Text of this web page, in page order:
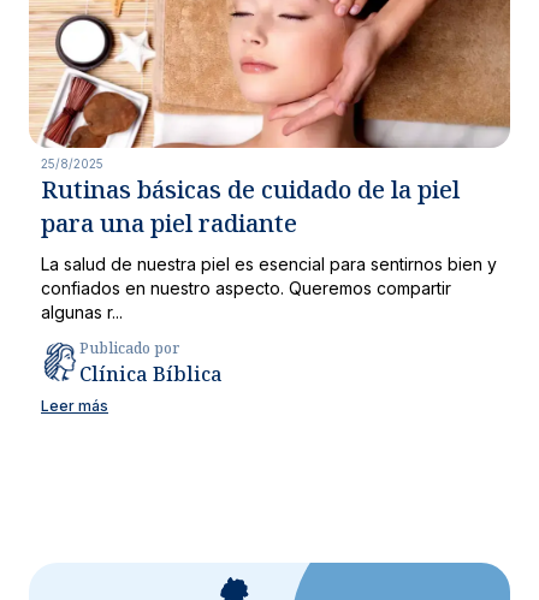
25/8/2025
Rutinas básicas de cuidado de la piel
para una piel radiante
La salud de nuestra piel es esencial para sentirnos bien y
confiados en nuestro aspecto. Queremos compartir
algunas r...
Publicado por
Clínica Bíblica
Leer más